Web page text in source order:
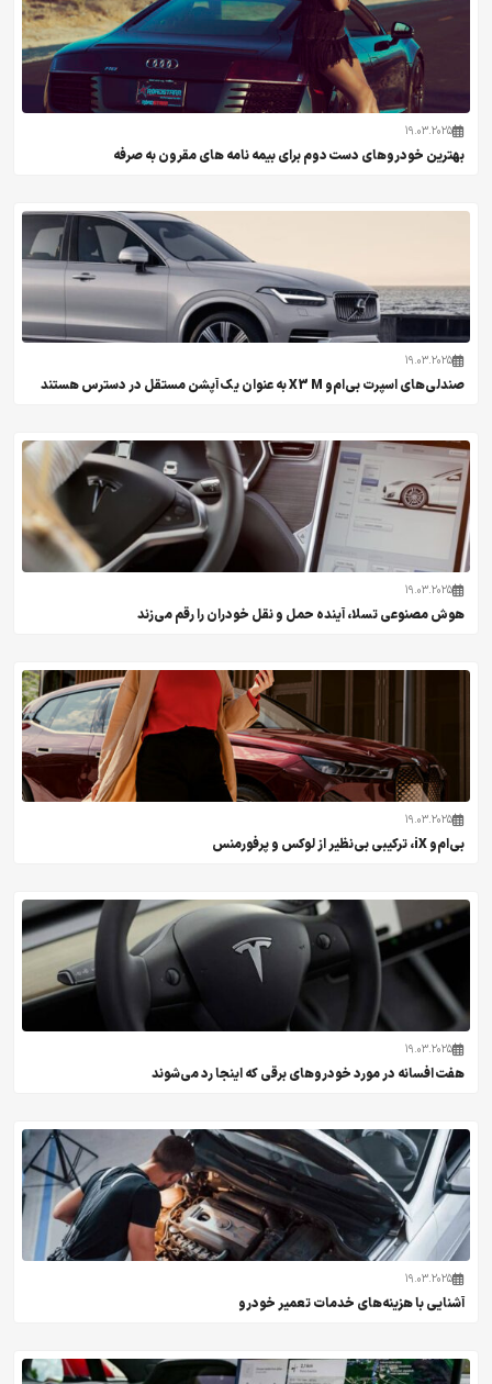
19.03.2025
بهترین خودروهای دست دوم برای بیمه نامه های مقرون به صرفه
19.03.2025
صندلی‌های اسپرت بی‌ام‌و X3 M به عنوان یک آپشن مستقل در دسترس هستند
19.03.2025
هوش مصنوعی تسلا، آینده حمل و نقل خودران را رقم می‌زند
19.03.2025
بی‌ام‌و iX، ترکیبی بی‌نظیر از لوکس و پرفورمنس
19.03.2025
هفت افسانه در مورد خودروهای برقی که اینجا رد می‌شوند
19.03.2025
آشنایی با هزینه‌های خدمات تعمیر خودرو